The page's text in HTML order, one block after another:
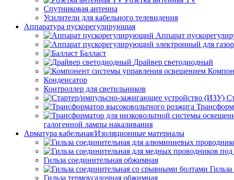
Спутниковая антенна
Усилители для кабельного телевидения
Аппаратура пускорегулирующая
Аппарат
Балласт
Драйвер светодиодный
Конденсатор
Контроллер для светильников
галогенной лампы накаливания
Арматура кабельная/Изоляционные материалы
Гильза соединительная обжимная
Гильза термоусадочная обжимная